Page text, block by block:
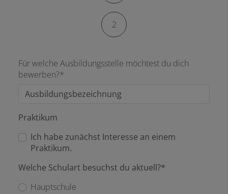
2
Für welche Ausbildungsstelle möchtest du dich
bewerben?*
Praktikum
Ich habe zunächst Interesse an einem
Praktikum.
Welche Schulart besuchst du aktuell?*
Hauptschule